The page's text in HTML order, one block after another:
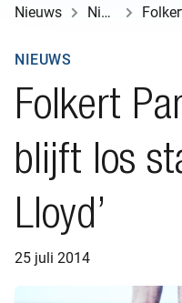
Nieuws Nieuws
Folkert
blijft los
Lloyd’
25 juli 2014
NIEUWS